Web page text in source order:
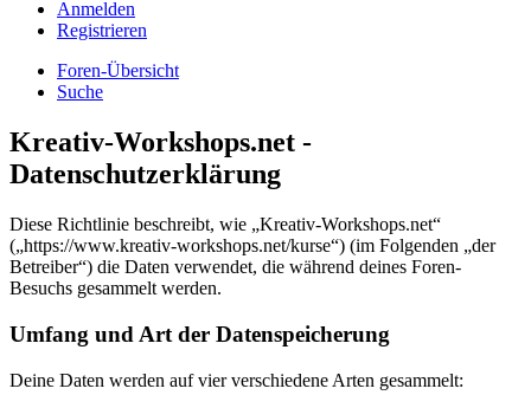
Anmelden
Registrieren
Foren-Übersicht
Suche
Kreativ-Workshops.net -
Datenschutzerklärung
Diese Richtlinie beschreibt, wie „Kreativ-Workshops.net“
(„https://www.kreativ-workshops.net/kurse“) (im Folgenden „der
Betreiber“) die Daten verwendet, die während deines Foren-
Besuchs gesammelt werden.
Umfang und Art der Datenspeicherung
Deine Daten werden auf vier verschiedene Arten gesammelt: